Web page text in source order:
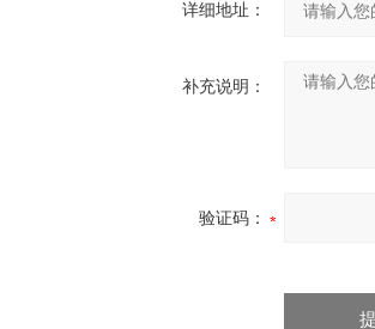
详细地址：
补充说明：
验证码：